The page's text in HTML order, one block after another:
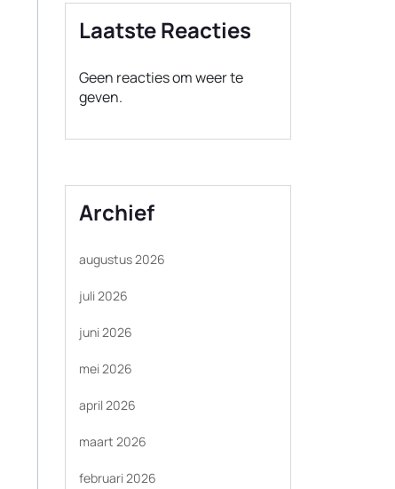
Laatste Reacties
Geen reacties om weer te
geven.
Archief
augustus 2026
juli 2026
juni 2026
mei 2026
april 2026
maart 2026
februari 2026